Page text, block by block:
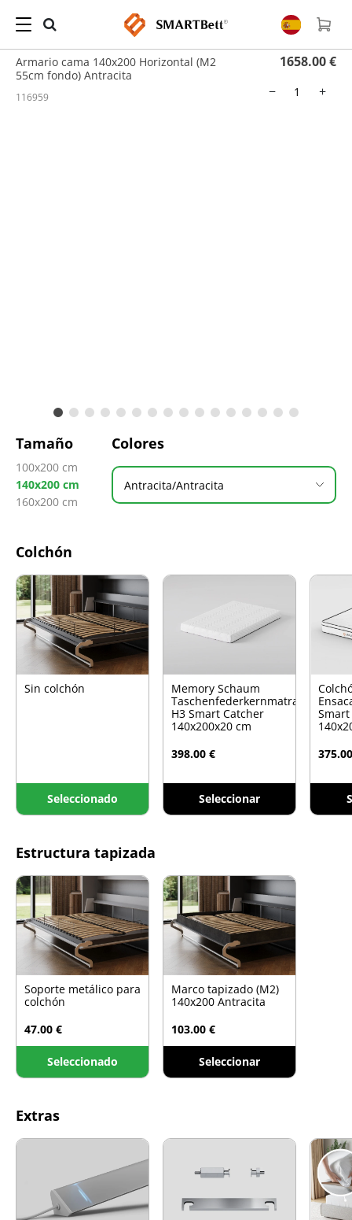
Hogar Cama Abatible / Armario cama 140x200 Horizontal (M2 55cm fondo) Antracita
Armario cama 140x200 Horizontal (M2
55cm fondo) Antracita
1658.00 €
−
+
116959
Tamaño
100x200 cm
140x200 cm
160x200 cm
Colores
Antracita/Antracita
Colchón
Sin colchón
Seleccionado
Memory Schaum
Taschenfederkernmatratze
H3 Smart Catcher
140x200x20 cm
398.00 €
Seleccionar
Estructura tapizada
Soporte metálico para
colchón
47.00 €
Seleccionado
Marco tapizado (M2)
140x200 Antracita
103.00 €
Seleccionar
Extras